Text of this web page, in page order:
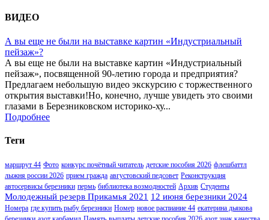
ВИДЕО
А вы еще не были на выставке картин «Индустриальный
пейзаж»?
А вы еще не были на выставке картин «Индустриальный
пейзаж», посвященной 90-летию города и предприятия?
Предлагаем небольшую видео экскурсию с торжественного
открытия выставки!Но, конечно, лучше увидеть это своими
глазами в Березниковском историко-ху...
Подробнее
Теги
маршрут 44 Фото конкурс почётный читатель детские пособия 2026 флешбаттл
лыжня россии 2026 прием гражда августовский педсовет Реконструкция
автосервисы березники пермь библиотека возмодностей Архив Студенты
Молодежный резерв Прикамья 2021 12 июня березники 2024
Номера где купить рыбу березники Номер новое распиание 44 екатерина дьякова